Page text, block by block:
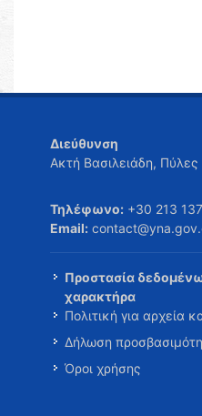
Διεύθυνση
Ακτή Βασιλειάδη,
Τηλέφωνο: +30 213
Email:
Προστασία
χαρακτήρα
Πολιτική για αρχεία
Δήλωση
Όροι χρήσης